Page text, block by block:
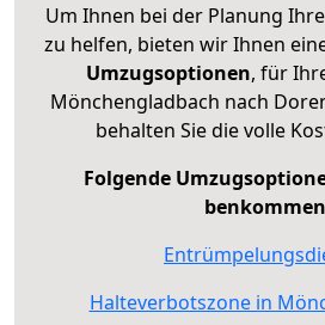
Um Ihnen bei der Planung
zu helfen, bieten wir Ihnen
Umzugsoptionen, für
Mönchengladbach nach
behalten Sie die volle
Folgende
Halteverbotszone in